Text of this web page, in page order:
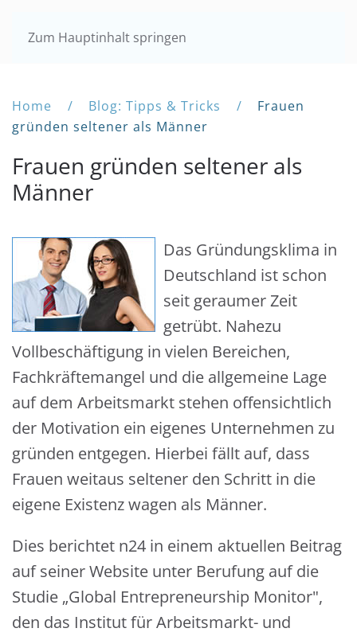
Zum Hauptinhalt springen
Home Blog: Tipps & Tricks
Frauen
gründen seltener als Männer
Frauen gründen seltener als
Männer
Das Gründungsklima in
Deutschland ist schon
seit geraumer Zeit
getrübt. Nahezu
Vollbeschäftigung in vielen Bereichen,
Fachkräftemangel und die allgemeine Lage
auf dem Arbeitsmarkt stehen offensichtlich
der Motivation ein eigenes Unternehmen zu
gründen entgegen. Hierbei fällt auf, dass
Frauen weitaus seltener den Schritt in die
eigene Existenz wagen als Männer.
Dies berichtet n24 in einem aktuellen Beitrag
auf seiner Website unter Berufung auf die
Studie „Global Entrepreneurship Monitor",
den das Institut für Arbeitsmarkt- und